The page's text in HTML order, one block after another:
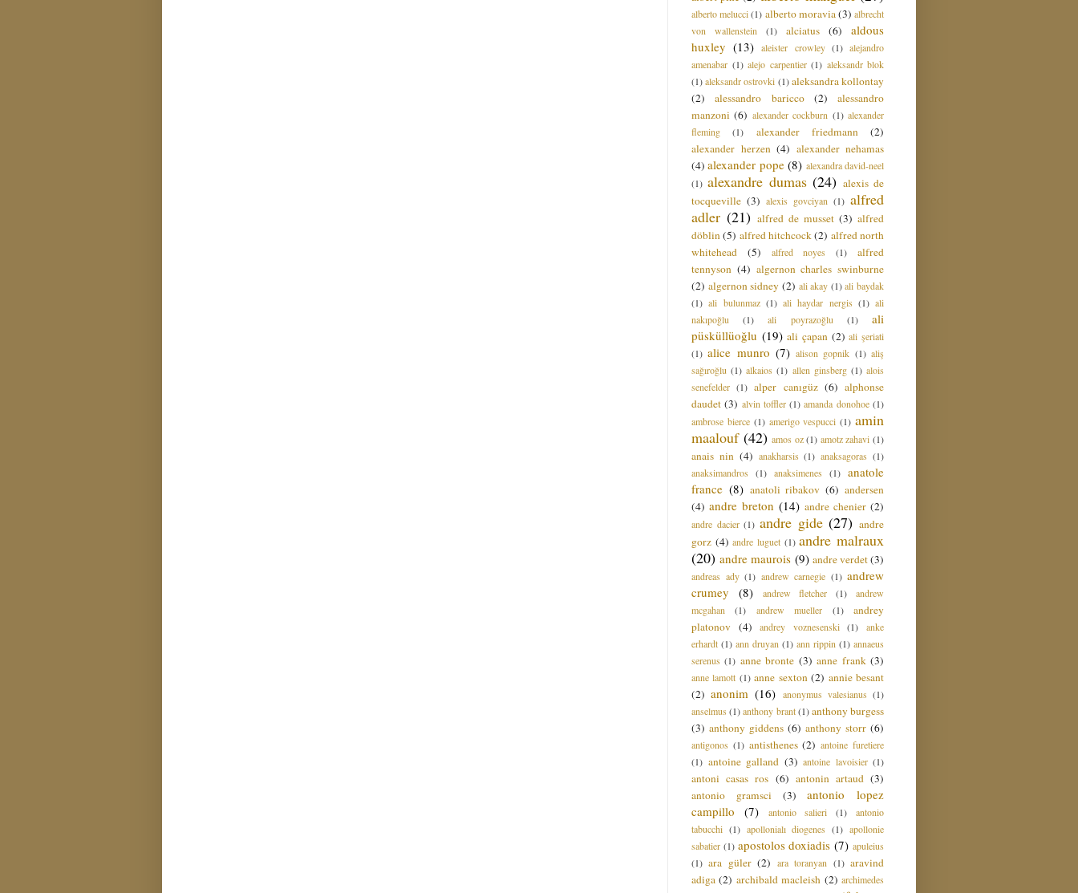
alberto melucci (1) alberto moravia (3) albrecht
von wallenstein
(1) alciatus (6)
aldous
huxley (13) aleister crowley (1) alejandro
amenabar (1) alejo carpentier (1) aleksandr blok
(1) aleksandr ostrovki (1) aleksandra kollontay
(2)
alessandro baricco (2)
alessandro
manzoni (6) alexander cockburn (1) alexander
fleming
(1) alexander friedmann
(2)
alexander herzen (4) alexander nehamas
(4) alexander pope (8) alexandra david-neel
(1) alexandre dumas (24) alexis de
tocqueville (3) alexis govciyan (1) alfred
adler (21) alfred de musset (3) alfred
döblin (5) alfred hitchcock(2) alfred north
whitehead
(5) alfred noyes (1)
alfred
tennyson (4) algernon charles swinburne
(2) algernon sidney (2) ali akay (1) ali baydak
(1) ali bulunmaz (1) ali haydar nergis (1) ali
nakıpoğlu
(1) ali poyrazoğlu (1)
ali
püsküllüoğlu (19) ali çapan (2) ali şeriati
(1) alice munro (7) alison gopnik (1) aliş
sağıroğlu (1) alkaios (1) allen ginsberg (1) alois
senefelder (1) alper canıgüz (6) alphonse
daudet (3) alvin toffler (1) amanda donohoe (1)
ambrose bierce (1) amerigo vespucci (1) amin
maalouf (42) amos oz (1) amotz zahavi (1)
anais nin (4) anakharsis (1) anaksagoras (1)
anaksimandros
(1) anaksimenes (1) anatole
france (8) anatoli ribakov (6) andersen
(4) andre breton (14) andre chenier (2)
andre dacier (1) andre gide (27) andre
gorz (4) andre luguet (1) andre malraux
(20) andre maurois (9) andre verdet(3)
andreas ady (1) andrew carnegie (1) andrew
crumey
(8) andrew fletcher (1)
andrew
mcgahan
(1) andrew mueller (1)
andrey
platonov (4) andrey voznesenski (1)
anke
erhardt (1) ann druyan (1) ann rippin (1) annaeus
serenus (1) anne bronte (3) anne frank (3)
anne lamott (1) anne sexton (2) annie besant
(2) anonim (16) anonymus valesianus (1)
anselmus (1) anthony brant (1) anthony burgess
(3) anthony giddens (6) anthony storr (6)
antigonos (1) antisthenes (2) antoine furetiere
(1) antoine galland (3) antoine lavoisier (1)
antoni casas ros (6) antonin artaud (3)
antonio gramsci
(3)
antonio lopez
campillo
(7) antonio salieri (1)
antonio
tabucchi (1) apollonialı diogenes (1) apollonie
sabatier (1) apostolos doxiadis (7) apuleius
(1) ara güler (2) ara toranyan (1) aravind
adiga (2) archibald macleish (2) archimedes